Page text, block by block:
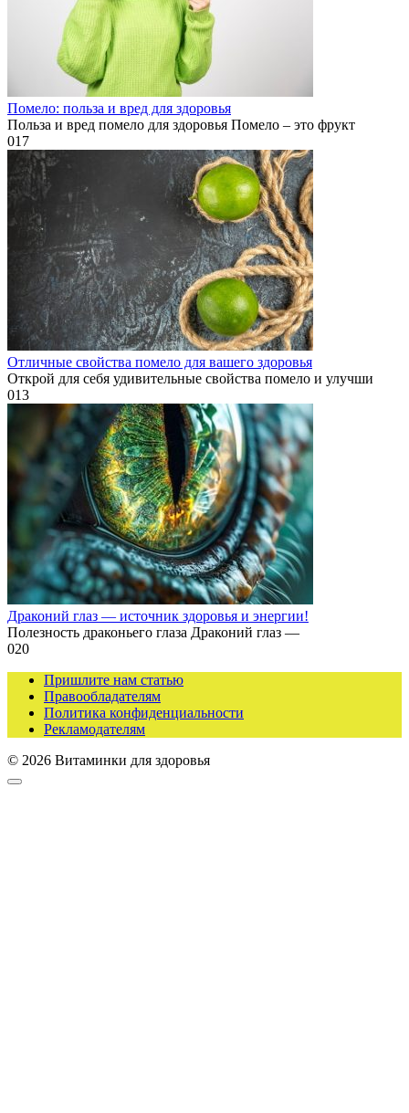
Помело: польза и вред для здоровья
Польза и вред помело для здоровья Помело – это фрукт
017
Отличные свойства помело для вашего здоровья
Открой для себя удивительные свойства помело и улучши
013
Драконий глаз — источник здоровья и энергии!
Полезность драконьего глаза Драконий глаз —
020
Пришлите нам статью
Правообладателям
Политика конфиденциальности
Рекламодателям
© 2026 Витаминки для здоровья